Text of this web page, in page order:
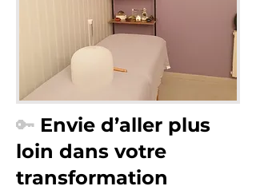
🔑 Envie d’aller plus
loin dans votre
transformation